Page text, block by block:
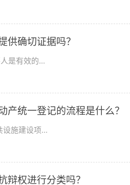
供确切证据吗？
是有效的...
统一登记的流程是什么？
施建设项...
辩权进行分类吗？